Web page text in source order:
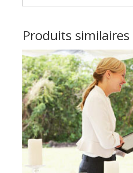
Produits similaires